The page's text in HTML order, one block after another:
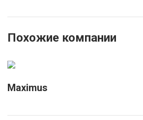
Похожие компании
Maximus